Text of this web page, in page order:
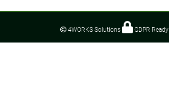
4WORKS Solutions GDPR Ready